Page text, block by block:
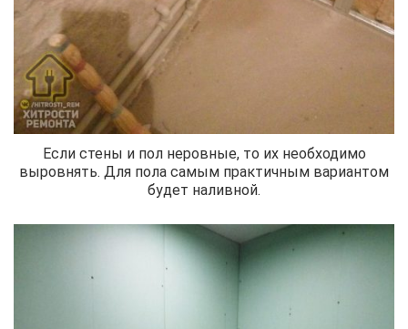
Если стены и пол неровные, то их необходимо
выровнять. Для пола самым практичным вариантом
будет наливной.